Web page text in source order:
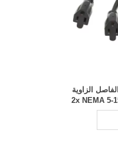
سلك تمديد للخدمة الشاقة Y الفاصل الزاوية